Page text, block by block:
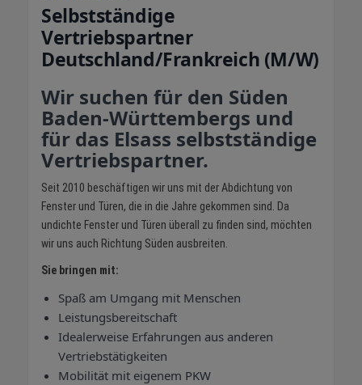
Selbstständige
Vertriebspartner
Deutschland/Frankreich (M/W)
Wir suchen für den Süden
Baden-Württembergs und
für das Elsass selbstständige
Vertriebspartner.
Seit 2010 beschäftigen wir uns mit der Abdichtung von
Fenster und Türen, die in die Jahre gekommen sind. Da
undichte Fenster und Türen überall zu finden sind, möchten
wir uns auch Richtung Süden ausbreiten.
Sie bringen mit:
Spaß am Umgang mit Menschen
Leistungsbereitschaft
Idealerweise Erfahrungen aus anderen
Vertriebstätigkeiten
Mobilität mit eigenem PKW